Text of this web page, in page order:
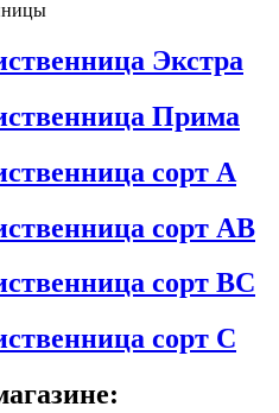
Экстра
Прима
сорт А
сорт АВ
сорт ВС
сорт С